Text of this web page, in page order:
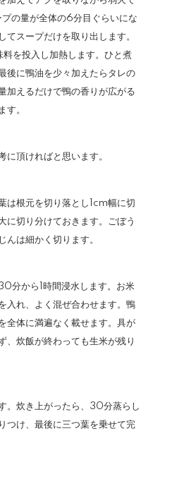
の量が全体の6分目ぐらいにな
てスープだけを取り出します。
を投入し加熱します。ひと煮
後に鴨油を少々加えたらタレの
加えるだけで鴨の香りが広がる
す。
に頂ければと思います。
は根元を切り落とし1cm幅に切
に切り分けておきます。ごぼう
んは細かく切ります。
分から1時間浸水します。お米
入れ、よく混ぜ合わせます。鴨
全体に満遍なく載せます。具が
、炊飯が終わっても生米が残り
。炊き上がったら、30分蒸らし
つけ、最後に三つ葉を乗せて完